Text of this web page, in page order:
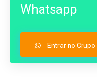
Whatsapp
Entrar no Grupo